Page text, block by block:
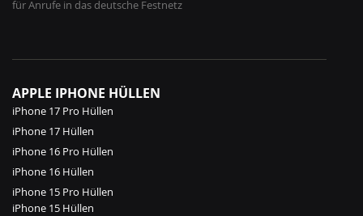
für Anrufe in das deutsche Festnetz
APPLE IPHONE HÜLLEN
iPhone 17 Pro Hüllen
iPhone 17 Hüllen
iPhone 16 Pro Hüllen
iPhone 16 Hüllen
iPhone 15 Pro Hüllen
iPhone 15 Hüllen